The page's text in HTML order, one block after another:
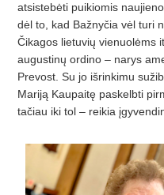
atsistebėti puikiomis
dėl to, kad Bažnyčia vėl turi
Čikagos lietuvių vienuolėms
augustinų ordino – narys
Prevost. Su jo išrinkimu
Mariją Kaupaitę paskelbti
tačiau iki tol – reikia